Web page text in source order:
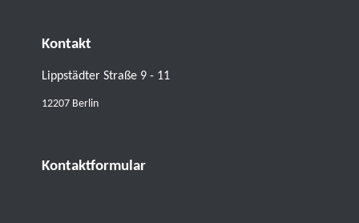
Kontakt
Lippstädter Straße 9 - 11
12207 Berlin
Kontaktformular